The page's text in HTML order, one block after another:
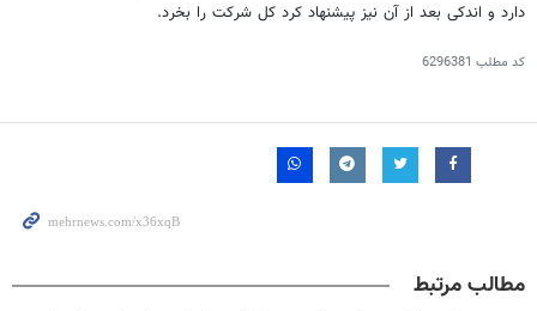
دارد و اندکی بعد از آن نیز پیشنهاد کرد کل شرکت را بخرد.
کد مطلب 6296381
مطالب مرتبط